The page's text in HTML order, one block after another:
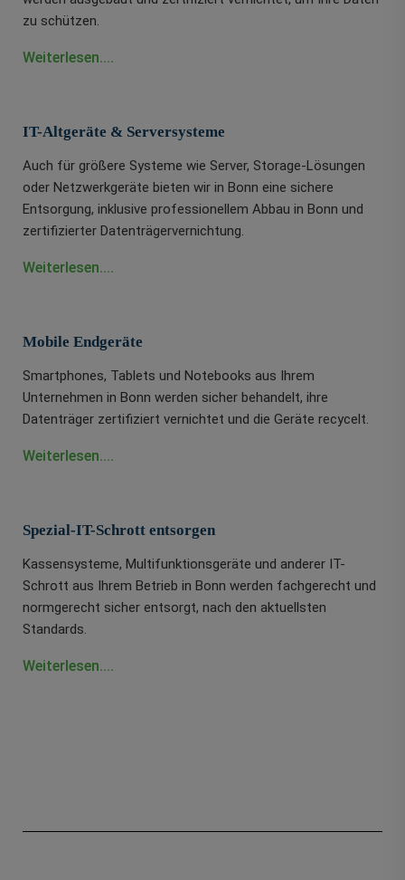
zu schützen.
Weiterlesen....
IT-Altgeräte & Serversysteme
Auch für größere Systeme wie Server, Storage-Lösungen
oder Netzwerkgeräte bieten wir in Bonn eine sichere
Entsorgung, inklusive professionellem Abbau in Bonn und
zertifizierter Datenträgervernichtung.
Weiterlesen....
Mobile Endgeräte
Smartphones, Tablets und Notebooks aus Ihrem
Unternehmen in Bonn werden sicher behandelt, ihre
Datenträger zertifiziert vernichtet und die Geräte recycelt.
Weiterlesen....
Spezial-IT-Schrott entsorgen
Kassensysteme, Multifunktionsgeräte und anderer IT-
Schrott aus Ihrem Betrieb in Bonn werden fachgerecht und
normgerecht sicher entsorgt, nach den aktuellsten
Standards.
Weiterlesen....